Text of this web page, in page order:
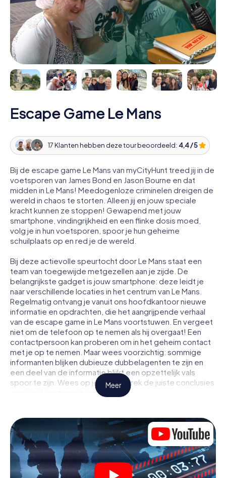
Escape Game Le Mans
17 Klanten hebben deze tour beoordeeld: 4,4 / 5
Bij de escape game Le Mans van myCityHunt treed jij in de
voetsporen van James Bond en Jason Bourne en dat
midden in Le Mans! Meedogenloze criminelen dreigen de
wereld in chaos te storten. Alleen jij en jouw speciale
kracht kunnen ze stoppen! Gewapend met jouw
smartphone, vindingrijkheid en een flinke dosis moed,
volg je in hun voetsporen, spoor je hun geheime
schuilplaats op en red je de wereld.
Bij deze actievolle speurtocht door Le Mans staat een
team van toegewijde metgezellen aan je zijde. De
belangrijkste gadget is jouw smartphone: deze leidt je
naar verschillende locaties in het centrum van Le Mans.
Regelmatig ontvang je vanuit ons hoofdkantoor nieuwe
informatie en opdrachten, die het aangrijpende verhaal
van de escape game in Le Mans voortstuwen. En vergeet
niet om de telefoon op te nemen als hij overgaat! Een
contactpersoon kan proberen om in het geheim contact
met je op te nemen. Maar wees voorzichtig: sommige
informanten blijken dubieuze dubbelagenten te zijn en
een deel van de informatie blijkt een opzettelijk vals
spoor te zijn. Wees op je hoede, trek de juiste conclusies
en vooral: vertrouw niemand!
niet opgesloten in een kamer waaruit je jezelf binnen een
bepaald tijdvenster moet bevrijden. Met deze
speurtocht met een smartphone wordt heel Le Mans jouw
speelveld! De technische voorwaarden voor jouw
avontuur in Le Mans zijn een smartphone en toegang tot
het mobiel internet. Met één klik krijg jij toegang tot onze
Meer